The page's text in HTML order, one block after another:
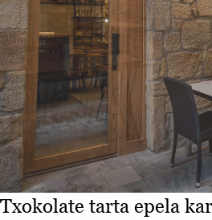
Txokolate tarta epela